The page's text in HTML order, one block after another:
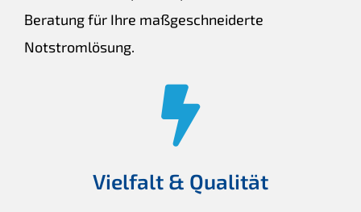
Beratung für Ihre maßgeschneiderte
Notstromlösung.
Vielfalt & Qualität